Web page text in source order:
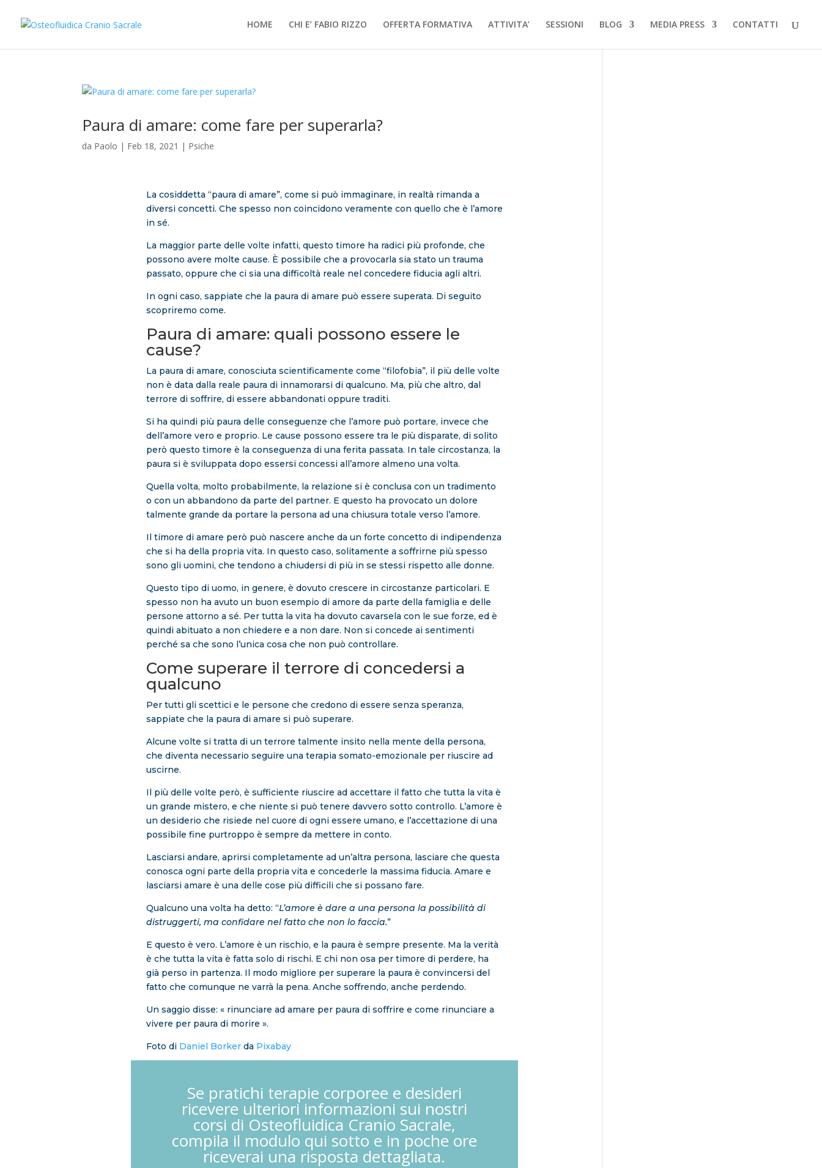
HOME CHI E’ FABIO RIZZO OFFERTA FORMATIVA ATTIVITA’ SESSIONI BLOG MEDIA PRESS CONTATTI
Paura di amare: come fare per superarla?
da Paolo | Feb 18, 2021 | Psiche
La cosiddetta “paura di amare”, come si può immaginare, in realtà rimanda a
diversi concetti. Che spesso non coincidono veramente con quello che è l’amore
in sé.
La maggior parte delle volte infatti, questo timore ha radici più profonde, che
possono avere molte cause. È possibile che a provocarla sia stato un trauma
passato, oppure che ci sia una difficoltà reale nel concedere fiducia agli altri.
In ogni caso, sappiate che la paura di amare può essere superata. Di seguito
scopriremo come.
Paura di amare: quali possono essere le
cause?
La paura di amare, conosciuta scientificamente come “filofobia”, il più delle volte
non è data dalla reale paura di innamorarsi di qualcuno. Ma, più che altro, dal
terrore di soffrire, di essere abbandonati oppure traditi.
Si ha quindi più paura delle conseguenze che l’amore può portare, invece che
dell’amore vero e proprio. Le cause possono essere tra le più disparate, di solito
però questo timore è la conseguenza di una ferita passata. In tale circostanza, la
paura si è sviluppata dopo essersi concessi all’amore almeno una volta.
Quella volta, molto probabilmente, la relazione si è conclusa con un tradimento
o con un abbandono da parte del partner. E questo ha provocato un dolore
talmente grande da portare la persona ad una chiusura totale verso l’amore.
Il timore di amare però può nascere anche da un forte concetto di indipendenza
che si ha della propria vita. In questo caso, solitamente a soffrirne più spesso
sono gli uomini, che tendono a chiudersi di più in se stessi rispetto alle donne.
Questo tipo di uomo, in genere, è dovuto crescere in circostanze particolari. E
spesso non ha avuto un buon esempio di amore da parte della famiglia e delle
persone attorno a sé. Per tutta la vita ha dovuto cavarsela con le sue forze, ed è
quindi abituato a non chiedere e a non dare. Non si concede ai sentimenti
perché sa che sono l’unica cosa che non può controllare.
Come superare il terrore di concedersi a
qualcuno
Per tutti gli scettici e le persone che credono di essere senza speranza,
sappiate che la paura di amare si può superare.
Alcune volte si tratta di un terrore talmente insito nella mente della persona,
che diventa necessario seguire una terapia somato-emozionale per riuscire ad
uscirne.
Il più delle volte però, è sufficiente riuscire ad accettare il fatto che tutta la vita è
un grande mistero, e che niente si può tenere davvero sotto controllo. L’amore è
un desiderio che risiede nel cuore di ogni essere umano, e l’accettazione di una
possibile fine purtroppo è sempre da mettere in conto.
Lasciarsi andare, aprirsi completamente ad un’altra persona, lasciare che questa
conosca ogni parte della propria vita e concederle la massima fiducia. Amare e
lasciarsi amare è una delle cose più difficili che si possano fare.
Qualcuno una volta ha detto: “L’amore è dare a una persona la possibilità di
distruggerti, ma confidare nel fatto che non lo faccia.”
E questo è vero. L’amore è un rischio, e la paura è sempre presente. Ma la verità
è che tutta la vita è fatta solo di rischi. E chi non osa per timore di perdere, ha
già perso in partenza. Il modo migliore per superare la paura è convincersi del
fatto che comunque ne varrà la pena. Anche soffrendo, anche perdendo.
Un saggio disse: « rinunciare ad amare per paura di soffrire e come rinunciare a
vivere per paura di morire ».
Foto di Daniel Borkerda Pixabay
Se pratichi terapie corporee e desideri
ricevere ulteriori informazioni sui nostri
corsi di Osteofluidica Cranio Sacrale,
compila il modulo qui sotto e in poche ore
riceverai una risposta dettagliata.